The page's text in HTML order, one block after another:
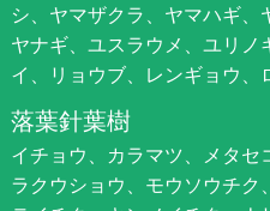
シ、ヤマザクラ、ヤマハギ
ヤナギ、ユスラウメ、ユリ
イ、リョウブ、レンギョウ、
落葉針葉樹
イチョウ、カラマツ、メタセ
ラクウショウ、モウソウチ